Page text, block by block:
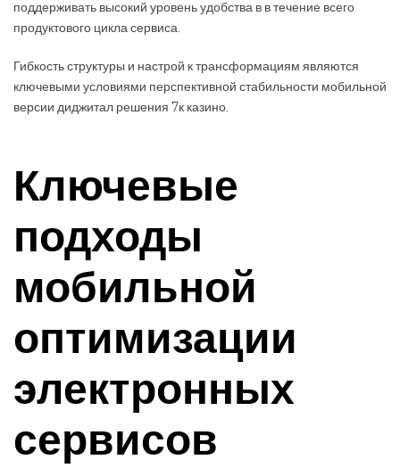
поддерживать высокий уровень удобства в в течение всего
продуктового цикла сервиса.
Гибкость структуры и настрой к трансформациям являются
ключевыми условиями перспективной стабильности мобильной
версии диджитал решения 7к казино.
Ключевые
подходы
мобильной
оптимизации
электронных
сервисов